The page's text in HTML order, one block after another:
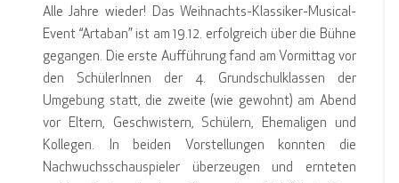
Alle Jahre wieder! Das Weihnachts-Klassiker-Musical-
Event “Artaban” ist am 19.12. erfolgreich über die Bühne
gegangen. Die erste Aufführung fand am Vormittag vor
den SchülerInnen der 4. Grundschulklassen der
Umgebung statt, die zweite (wie gewohnt) am Abend
vor Eltern, Geschwistern, Schülern, Ehemaligen und
Kollegen. In beiden Vorstellungen konnten die
Nachwuchsschauspieler überzeugen und ernteten